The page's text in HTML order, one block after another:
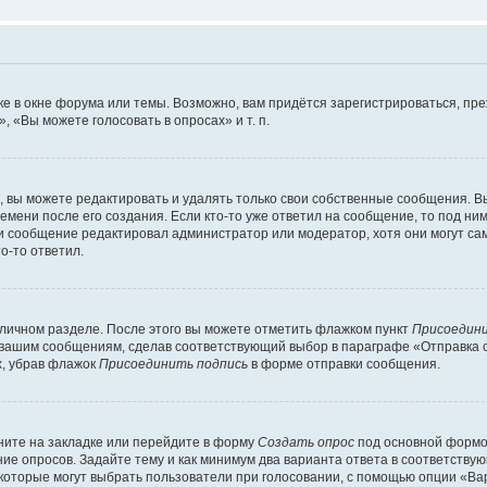
окне форума или темы. Возможно, вам придётся зарегистрироваться,
можете голосовать в опросах» и т. п.
можете редактировать и удалять только свои собственные сообщения.
после его создания. Если кто-то уже ответил на сообщение, то под
редактировал администратор или модератор, хотя они могут
то ответил.
разделе. После этого вы можете отметить флажком пункт
сообщениям, сделав соответствующий выбор в параграфе
убрав флажок Присоединить подпись в форме отправки сообщения.
на закладке или перейдите в форму Создать опрос под основной
опросов. Задайте тему и как минимум два варианта ответа в
могут выбрать пользователи при голосовании, с помощью опции